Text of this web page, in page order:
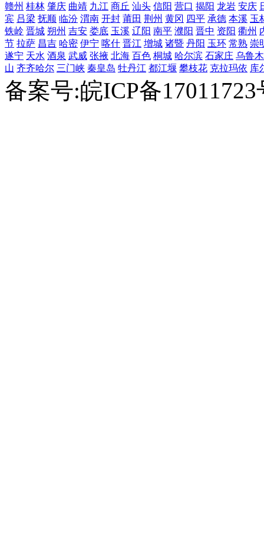
赣州 桂林 肇庆 曲靖 九江 商丘 汕头 信阳 营口 揭阳 龙岩 安庆
宾 吕梁 抚顺 临汾 渭南 开封 莆田 荆州 黄冈 四平 承德 本溪 玉
铁岭 晋城 朔州 吉安 娄底 玉溪 辽阳 南平 濮阳 晋中 资阳 衢州
节 拉萨 昌吉 哈密 伊宁 喀什 晋江 增城 诸暨 丹阳 玉环 常熟 崇
遂宁 天水 酒泉 武威 张掖 北海 百色 桐城 哈尔滨 石家庄 乌鲁
山 齐齐哈尔 三门峡 秦皇岛 牡丹江 都江堰 攀枝花 克拉玛依 库
备案号:皖ICP备